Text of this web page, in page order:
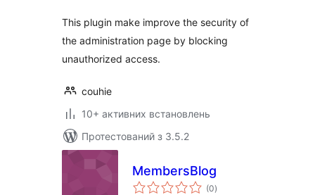
This plugin make improve the security of
the administration page by blocking
unauthorized access.
couhie
10+ активних встановлень
Протестований з 3.5.2
MembersBlog
(0загальний
рейтинг
)